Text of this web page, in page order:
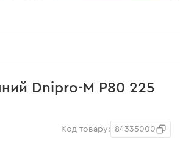
0 800 200 500
Безкоштовно по
Dnipro-M Р80 225
Код товару: 84335000